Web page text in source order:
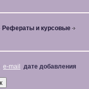
Рефераты и курсовые
e-mail дате добавления